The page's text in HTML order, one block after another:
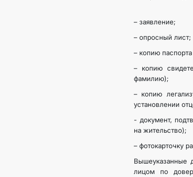
– заявление;
– опросный лист;
– копию
– копию
фамилию);
– копию
установлении
- документ,
на жительство);
– фотокарточку
Вышеуказанные
лицом по